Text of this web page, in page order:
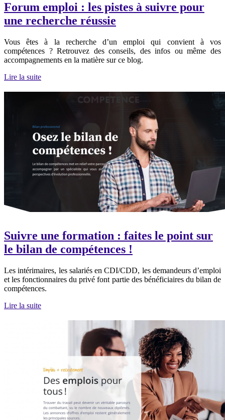
Forum emploi : les pistes à suivre pour
une recherche réussie
Vous êtes à la recherche d’un emploi qui convient à vos
compétences ? Retrouvez des conseils, des infos ou même des
accompagnements en la matière sur ce blog.
Lire la suite
Suivre une formation : faites le point sur
le bilan de compétences !
Les intérimaires, les salariés en CDI/CDD, les demandeurs d’emploi
et les fonctionnaires du privé font partie des bénéficiaires du bilan de
compétences.
Lire la suite